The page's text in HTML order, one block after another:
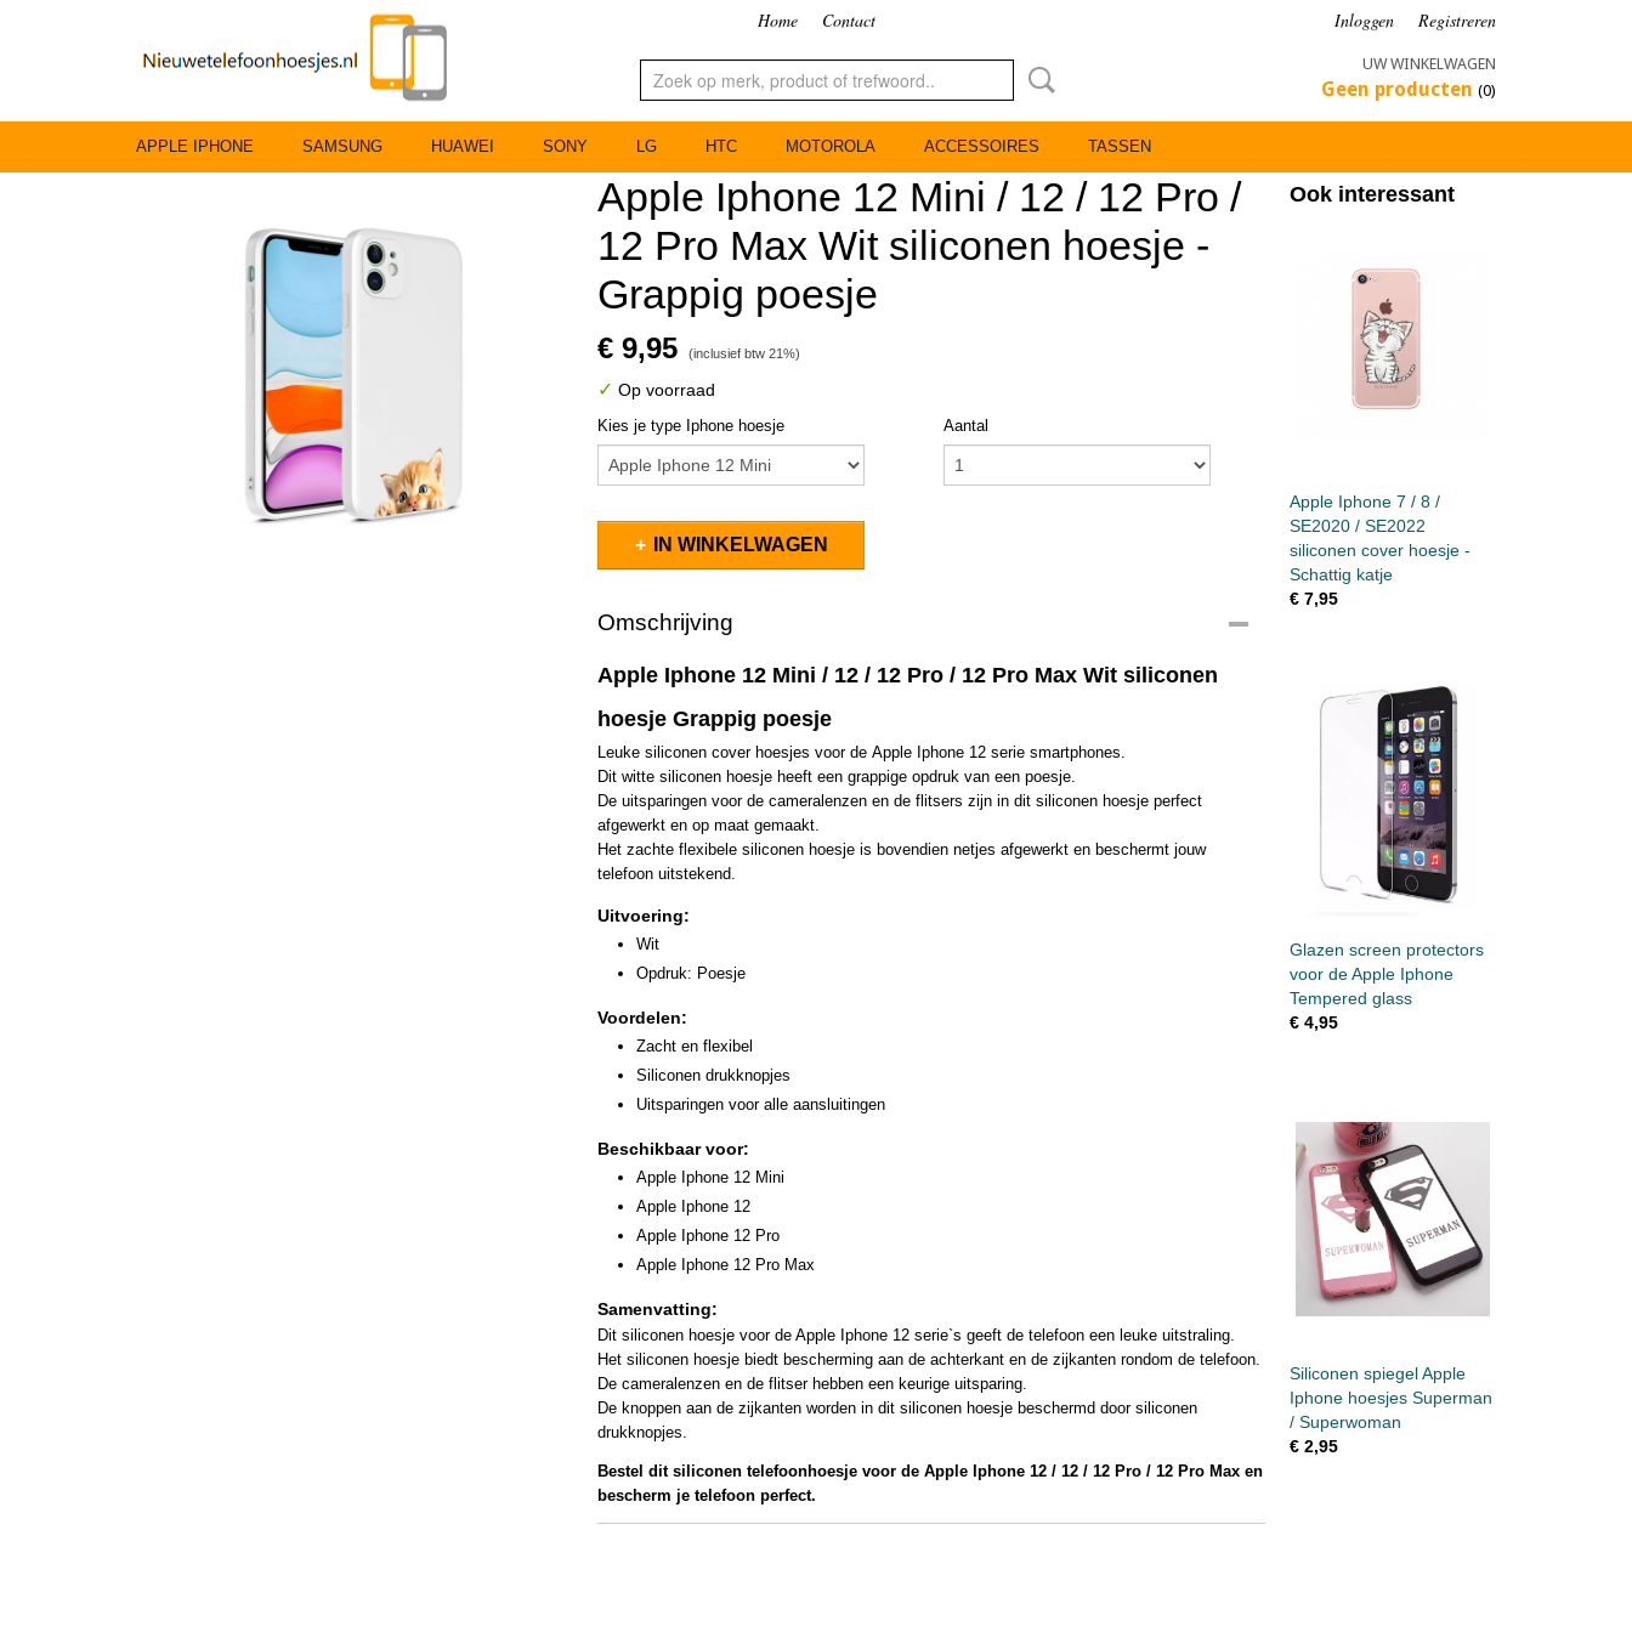
Home Contact Inloggen Registreren
UW WINKELWAGEN
Geen producten (0)
APPLE IPHONE SAMSUNG HUAWEI SONY LG HTC MOTOROLA ACCESSOIRES TASSEN
Apple Iphone 12 Mini / 12 / 12 Pro /
12 Pro Max Wit siliconen hoesje -
Grappig poesje
€ 9,95 (inclusief btw 21%)
✓ Op voorraad
Kies je type Iphone hoesje Aantal
IN WINKELWAGEN
Omschrijving
Apple Iphone 12 Mini / 12 / 12 Pro / 12 Pro Max Wit siliconen
hoesje Grappig poesje
Leuke siliconen cover hoesjes voor de Apple Iphone 12 serie smartphones.
Dit witte siliconen hoesje heeft een grappige opdruk van een poesje.
De uitsparingen voor de cameralenzen en de flitsers zijn in dit siliconen hoesje perfect
afgewerkt en op maat gemaakt.
Het zachte flexibele siliconen hoesje is bovendien netjes afgewerkt en beschermt jouw
telefoon uitstekend.
Uitvoering:
Wit
Opdruk: Poesje
Voordelen:
Zacht en flexibel
Siliconen drukknopjes
Uitsparingen voor alle aansluitingen
Beschikbaar voor:
Apple Iphone 12 Mini
Apple Iphone 12
Apple Iphone 12 Pro
Apple Iphone 12 Pro Max
Samenvatting:
Dit siliconen hoesje voor de Apple Iphone 12 serie`s geeft de telefoon een leuke uitstraling.
Het siliconen hoesje biedt bescherming aan de achterkant en de zijkanten rondom de telefoon.
De cameralenzen en de flitser hebben een keurige uitsparing.
De knoppen aan de zijkanten worden in dit siliconen hoesje beschermd door siliconen
drukknopjes.
Bestel dit siliconen telefoonhoesje voor de Apple Iphone 12 / 12 / 12 Pro / 12 Pro Max en
bescherm je telefoon perfect.
Ook interessant
Apple Iphone 7 / 8 /
SE2020 / SE2022
siliconen cover hoesje -
Schattig katje
€ 7,95
Glazen screen protectors
voor de Apple Iphone
Tempered glass
€ 4,95
Siliconen spiegel Apple
Iphone hoesjes Superman
/ Superwoman
€ 2,95